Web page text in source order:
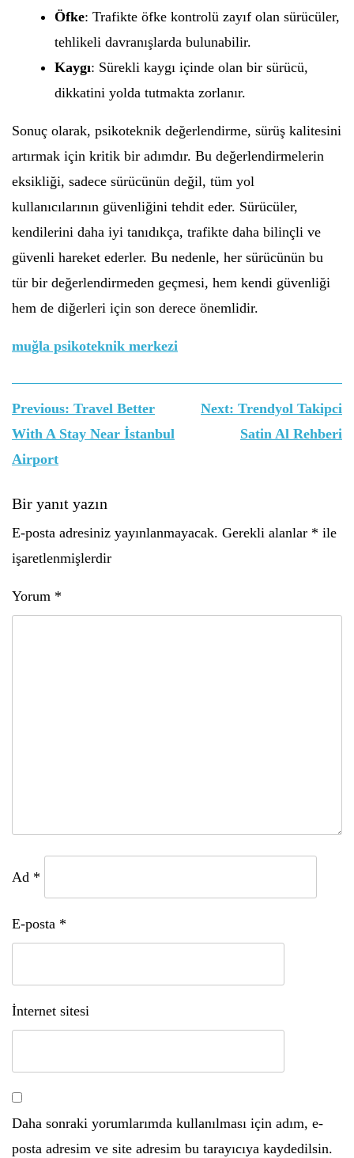
Öfke: Trafikte öfke kontrolü zayıf olan sürücüler,
tehlikeli davranışlarda bulunabilir.
Kaygı: Sürekli kaygı içinde olan bir sürücü,
dikkatini yolda tutmakta zorlanır.
Sonuç olarak, psikoteknik değerlendirme, sürüş kalitesini
artırmak için kritik bir adımdır. Bu değerlendirmelerin
eksikliği, sadece sürücünün değil, tüm yol
kullanıcılarının güvenliğini tehdit eder. Sürücüler,
kendilerini daha iyi tanıdıkça, trafikte daha bilinçli ve
güvenli hareket ederler. Bu nedenle, her sürücünün bu
tür bir değerlendirmeden geçmesi, hem kendi güvenliği
hem de diğerleri için son derece önemlidir.
muğla psikoteknik merkezi
Yazı
gezinmesi
Previous: Travel Better
With A Stay Near İstanbul
Airport
Next: Trendyol Takipci
Satin Al Rehberi
Bir yanıt yazın
E-posta adresiniz yayınlanmayacak. Gerekli alanlar * ile
işaretlenmişlerdir
Yorum *
Ad *
E-posta *
İnternet sitesi
Daha sonraki yorumlarımda kullanılması için adım, e-
posta adresim ve site adresim bu tarayıcıya kaydedilsin.